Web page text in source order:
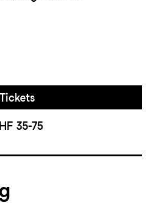
Tickets
35-75